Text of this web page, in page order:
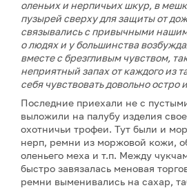
оленьих и нерпичьих шкур, в
пузырей сверху для защиты от
связывались с привычными
о людях и у большинства
вместе с брезгливым чувством,
неприятный запах от каждого из
себя чувствовать довольно остро
Последние приехали не с
выложили на палубу изделия
охотничьи трофеи. Тут были и
нерп, ремни из моржовой кожи,
оленьего меха и т.п. Между
быстро завязалась меновая
ремни выменивались на сахар,